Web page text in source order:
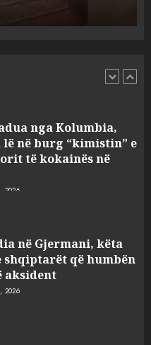
në portin e Durrësit
nga Kolumbia,
në burg “kimistin” e
të kokainës në
2026
në Gjermani, këta
shqiptarët që humbën
aksident
2026